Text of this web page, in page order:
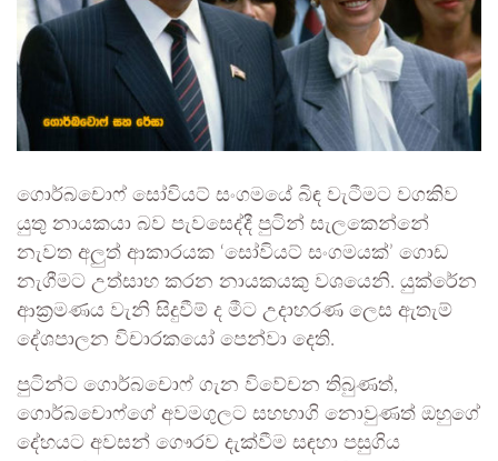
ගොර්බචොෆ් සෝවියට් සංගමයේ බිඳ වැටීමට වගකිව
යුතු නායකයා බව පැවසෙද්දී පුටින් සැලකෙන්නේ
නැවත අලුත් ආකාරයක ‘සෝවියට් සංගමයක්’ ගොඩ
නැගීමට උත්සාහ කරන නායකයකු වශයෙනි. යුක්රේන
ආක්‍රමණය වැනි සිදුවීම් ද මීට උදාහරණ ලෙස ඇතැම්
දේශපාලන විචාරකයෝ පෙන්වා දෙති.
පුටින්ට ගොර්බචොෆ් ගැන විවේචන තිබුණත්,
ගොර්බචොෆ්ගේ අවමගුලට සහභාගි නොවුණත් ඔහුගේ
දේහයට අවසන් ගෞරව දැක්වීම සඳහා පසුගිය